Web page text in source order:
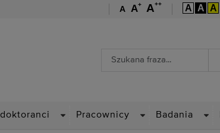
A A+ A++ A A A
Wyszukiwarka
Pracownicy Badania